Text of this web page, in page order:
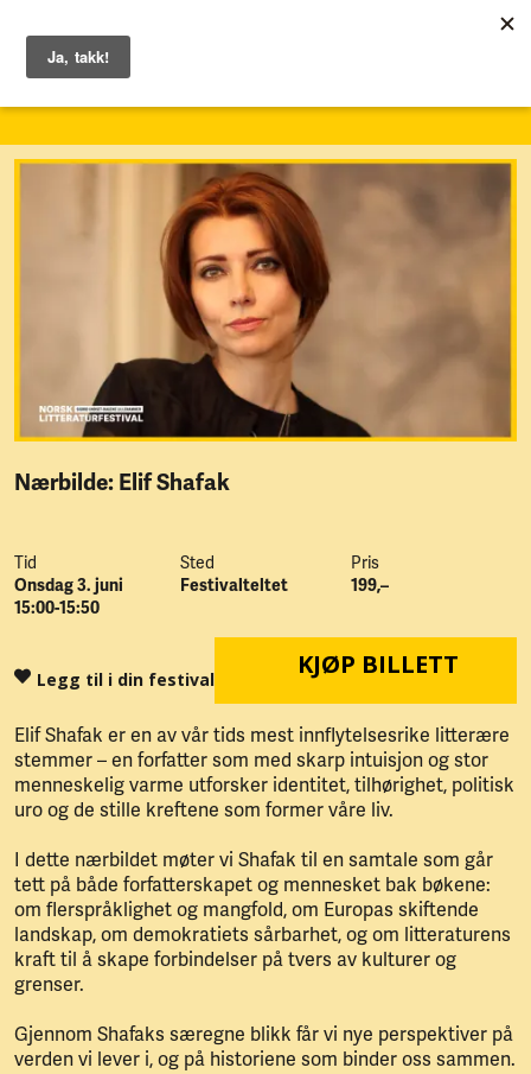
Nærbilde: Elif Shafak
Tid
Onsdag 3. juni
15:00-15:50
Sted
Festivalteltet
Pris
199,–
Legg til i din festival KJØP BILLETT
Elif Shafak er en av vår tids mest innflytelsesrike litterære
stemmer – en forfatter som med skarp intuisjon og stor
menneskelig varme utforsker identitet, tilhørighet, politisk
uro og de stille kreftene som former våre liv.
I dette nærbildet møter vi Shafak til en samtale som går
tett på både forfatterskapet og mennesket bak bøkene:
om flerspråklighet og mangfold, om Europas skiftende
landskap, om demokratiets sårbarhet, og om litteraturens
kraft til å skape forbindelser på tvers av kulturer og
grenser.
Gjennom Shafaks særegne blikk får vi nye perspektiver på
verden vi lever i, og på historiene som binder oss sammen.